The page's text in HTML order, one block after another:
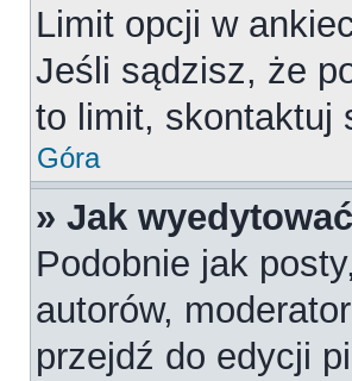
Limit opcji w
Jeśli sądzisz, że
to limit, skontaktuj
Góra
» Jak
Podobnie jak
autorów,
przejdź do edycji